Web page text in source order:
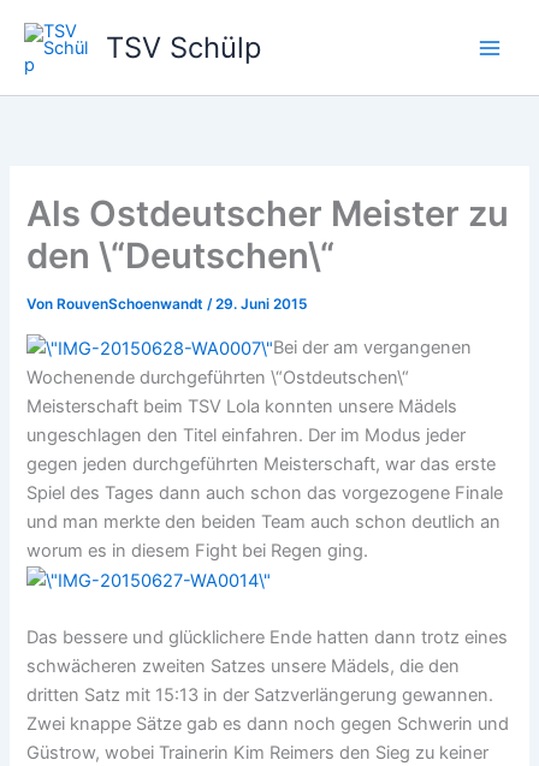
Inhalt
springen
TSV Schülp
Als Ostdeutscher Meister zu
den \“Deutschen\“
Von RouvenSchoenwandt/29. Juni 2015
Bei der am vergangenen
Wochenende durchgeführten \“Ostdeutschen\“
Meisterschaft beim TSV Lola konnten unsere Mädels
ungeschlagen den Titel einfahren. Der im Modus jeder
gegen jeden durchgeführten Meisterschaft, war das erste
Spiel des Tages dann auch schon das vorgezogene Finale
und man merkte den beiden Team auch schon deutlich an
worum es in diesem Fight bei Regen ging.
Das bessere und glücklichere Ende hatten dann trotz eines
schwächeren zweiten Satzes unsere Mädels, die den
dritten Satz mit 15:13 in der Satzverlängerung gewannen.
Zwei knappe Sätze gab es dann noch gegen Schwerin und
Güstrow, wobei Trainerin Kim Reimers den Sieg zu keiner